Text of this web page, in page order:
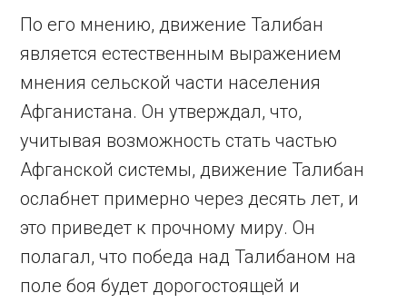
По его мнению, движение Талибан
является естественным выражением
мнения сельской части населения
Афганистана. Он утверждал, что,
учитывая возможность стать частью
Афганской системы, движение Талибан
ослабнет примерно через десять лет, и
это приведет к прочному миру. Он
полагал, что победа над Талибаном на
поле боя будет дорогостоящей и